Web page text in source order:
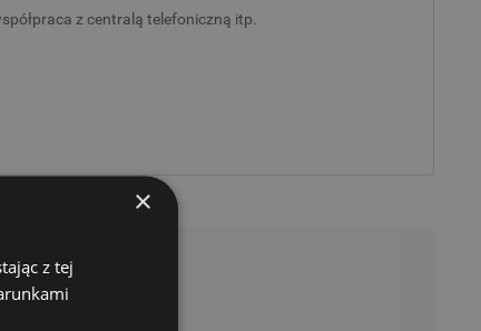
z centralą telefoniczną itp.
×
z tej